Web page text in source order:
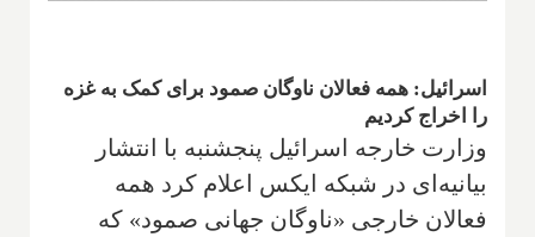
اسرائیل: همه فعالان ناوگان صمود برای کمک به غزه
را اخراج کردیم
وزارت خارجه اسرائیل پنجشنبه با انتشار
بیانیه‌ای در شبکه ایکس اعلام کرد همه
فعالان خارجی «ناوگان جهانی صمود» که